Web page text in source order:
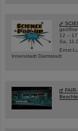
12 –
Sa,
Ernst-
Innenstadt Darmstadt